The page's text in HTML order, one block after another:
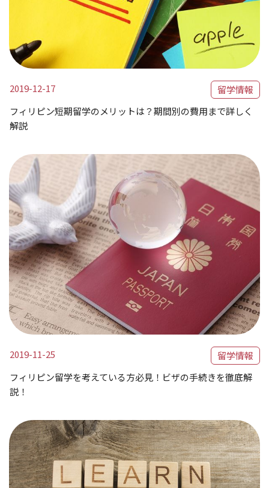
2019-12-17
留学情報
フィリピン短期留学のメリットは？期間別の費用まで詳しく
解説
2019-11-25
留学情報
フィリピン留学を考えている方必見！ビザの手続きを徹底解
説！